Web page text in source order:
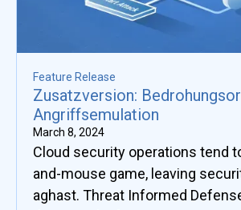
Feature Release
Zusatzversion:
Angriffsemulation
March 8, 2024
Cloud security operations tend
and-mouse game, leaving
aghast. Threat Informed